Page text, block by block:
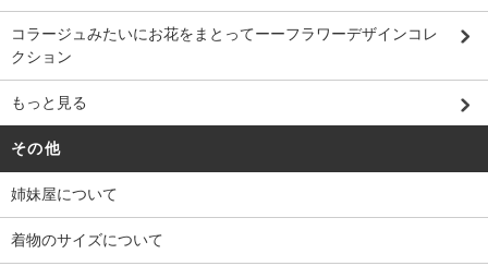
コラージュみたいにお花をまとってーーフラワーデザインコレ
クション
もっと見る
その他
姉妹屋について
着物のサイズについて